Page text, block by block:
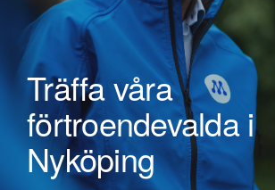
Träffa våra
förtroendevalda i
Nyköping